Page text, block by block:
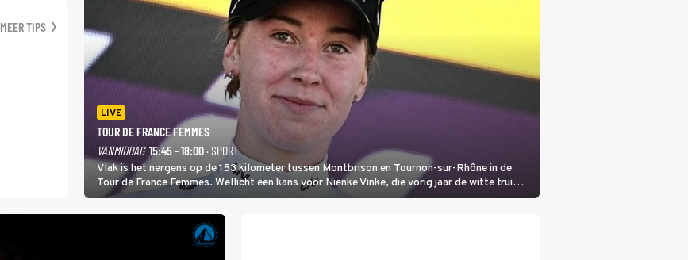
MEER TIPS
LIVE
TOUR DE FRANCE FEMMES
VANMIDDAG 15:45 - 18:00 · SPORT
Vlak is het nergens op de 153 kilometer tussen Montbrison en Tournon-sur-Rhône in de
Tour de France Femmes. Wellicht een kans voor Nienke Vinke, die vorig jaar de witte trui
won.